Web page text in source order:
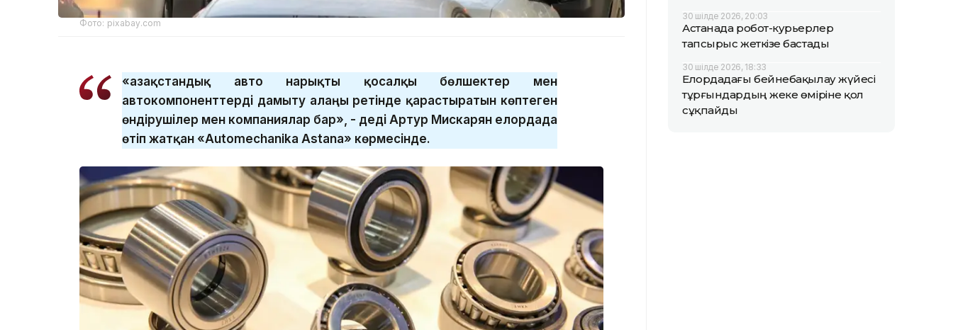
Фото: pixabay.com
«Қазақстандық авто нарықты қосалқы бөлшектер мен
автокомпоненттерді дамыту алаңы ретінде қарастыратын көптеген
өндірушілер мен компаниялар бар», - деді Артур Мискарян елордада
өтіп жатқан «Automechanika Astana» көрмесінде.
30 шілде 2026, 20:03
Астанада робот-курьерлер
тапсырыс жеткізе бастады
30 шілде 2026, 18:33
Елордадағы бейнебақылау жүйесі
тұрғындардың жеке өміріне қол
сұқпайды